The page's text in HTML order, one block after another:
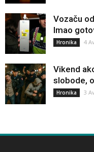
Vozaču
Imao
Hronika 4
Vikend
slobode,
Hronika 3